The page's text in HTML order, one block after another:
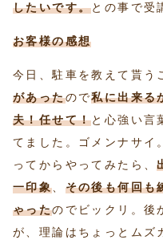
したいです。との事で受
お客様の感想
今日、駐車を教えて貰う
があったので私に出来る
夫！任せて！と心強い言
てました。ゴメンナサイ
ってからやってみたら、
一印象、 その後も何回も
ゃったのでビックリ。後
が、理論はちょっとムズ